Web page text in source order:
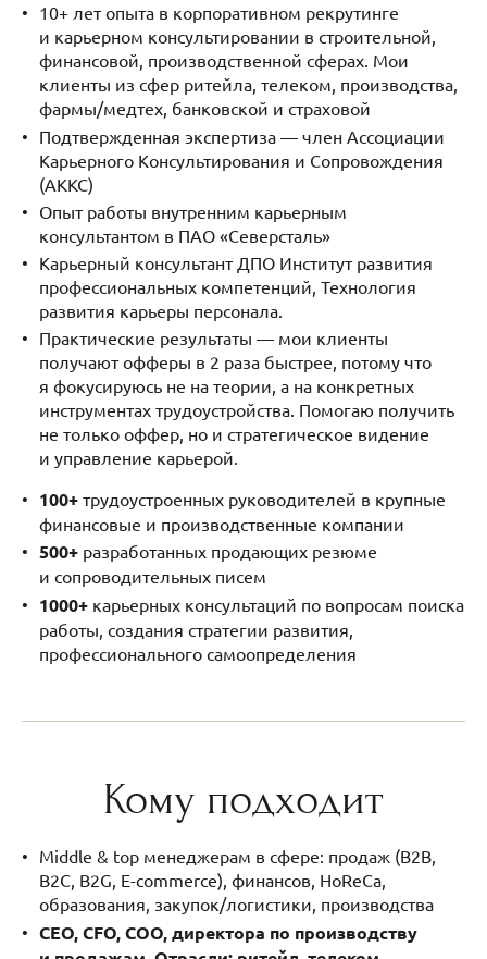
10+ лет опыта в корпоративном рекрутинге
и карьерном консультировании в строительной,
финансовой, производственной сферах. Мои
клиенты из сфер ритейла, телеком, производства,
фармы/медтех, банковской и страховой
Подтвержденная экспертиза — член Ассоциации
Карьерного Консультирования и Сопровождения
(АККС)
Опыт работы внутренним карьерным
консультантом в ПАО «Северсталь»
Карьерный консультант ДПО Институт развития
профессиональных компетенций, Технология
развития карьеры персонала.
Практические результаты — мои клиенты
получают офферы в 2 раза быстрее, потому что
я фокусируюсь не на теории, а на конкретных
инструментах трудоустройства. Помогаю получить
не только оффер, но и стратегическое видение
и управление карьерой.
100+ трудоустроенных руководителей в крупные
финансовые и производственные компании
500+ разработанных продающих резюме
и сопроводительных писем
1000+ карьерных консультаций по вопросам поиска
работы, создания стратегии развития,
профессионального самоопределения
Кому подходит
Middle & top менеджерам в сфере: продаж (B2B,
B2C, B2G, E-commerce), финансов, HoRеСа,
образования, закупок/логистики, производства
CEO, CFO, COO, директора по производству